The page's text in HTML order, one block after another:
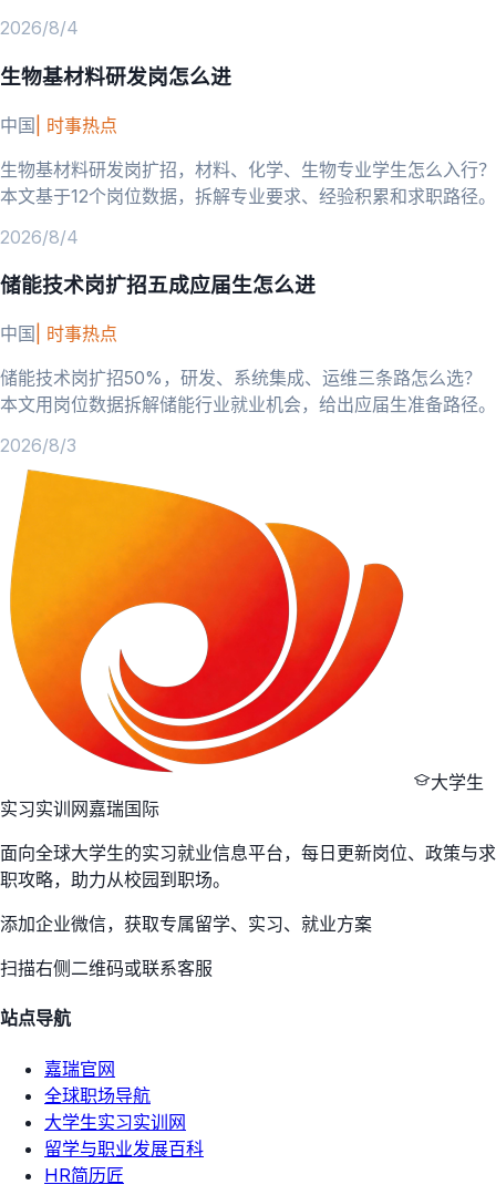
2026/8/4
生物基材料研发岗怎么进
中国 时事热点
生物基材料研发岗扩招，材料、化学、生物专业学生怎么入行？
本文基于12个岗位数据，拆解专业要求、经验积累和求职路径。
2026/8/4
储能技术岗扩招五成应届生怎么进
中国
时事热点
储能技术岗扩招50%，研发、系统集成、运维三条路怎么选？
本文用岗位数据拆解储能行业就业机会，给出应届生准备路径。
2026/8/3
大学生
实习实训网嘉瑞国际
面向全球大学生的实习就业信息平台，每日更新岗位、政策与求
职攻略，助力从校园到职场。
添加企业微信，获取专属留学、实习、就业方案
扫描右侧二维码或联系客服
站点导航
嘉瑞官网
全球职场导航
大学生实习实训网
留学与职业发展百科
HR简历匠